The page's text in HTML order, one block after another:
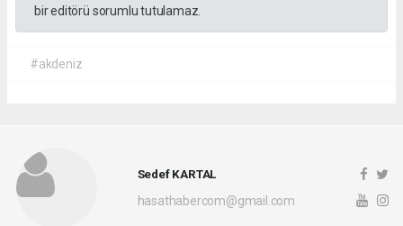
bir editörü sorumlu tutulamaz.
#akdeniz
Sedef KARTAL
hasathabercom@gmail.com